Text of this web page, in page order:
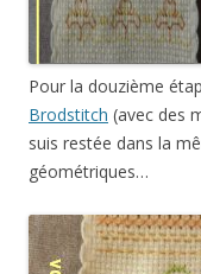
Pour la douzième
Brodstitch (avec des
suis restée dans la
géométriques…